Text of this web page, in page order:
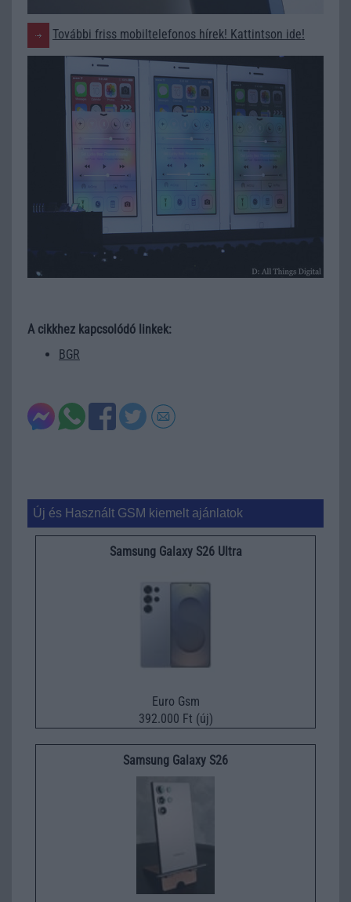
További friss mobiltelefonos hírek! Kattintson ide!
A cikkhez kapcsolódó linkek:
BGR
Új és Használt GSM kiemelt ajánlatok
Samsung Galaxy S26 Ultra
Euro Gsm
392.000 Ft (új)
Samsung Galaxy S26